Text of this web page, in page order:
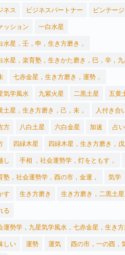
ネス
ビジネスパートナー
ビンテージ
ッション
一白水星
水星，壬，申，生き方磨き，
水星，楽育塾，生きかた磨き，巳，辛，
七赤金星，生き方磨き，運勢，
気学風水
九紫火星 二黒土星
五黄
土星，生き方磨き，己，未，
人付き合
方
八白土星 六白金星 加速
占い
四緑木星
四緑木星，生き方磨き，戊
し
手相 ，社会運勢学，灯をともす，
塾，社会運勢学，酉の市，金運，
気学
す
生き方磨き
生き方磨き，二黒土星
る
運勢学，九星気学風水，七赤金星，生き方
しい
運勢 運気
酉の市，一の酉，